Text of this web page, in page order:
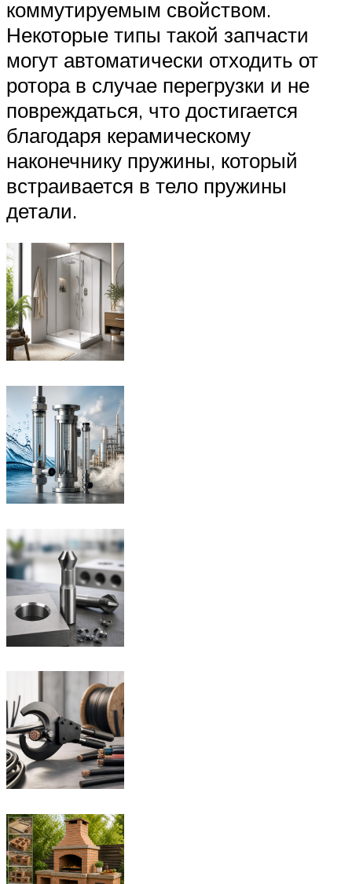
коммутируемым свойством.
Некоторые типы такой запчасти
могут автоматически отходить от
ротора в случае перегрузки и не
повреждаться, что достигается
благодаря керамическому
наконечнику пружины, который
встраивается в тело пружины
детали.